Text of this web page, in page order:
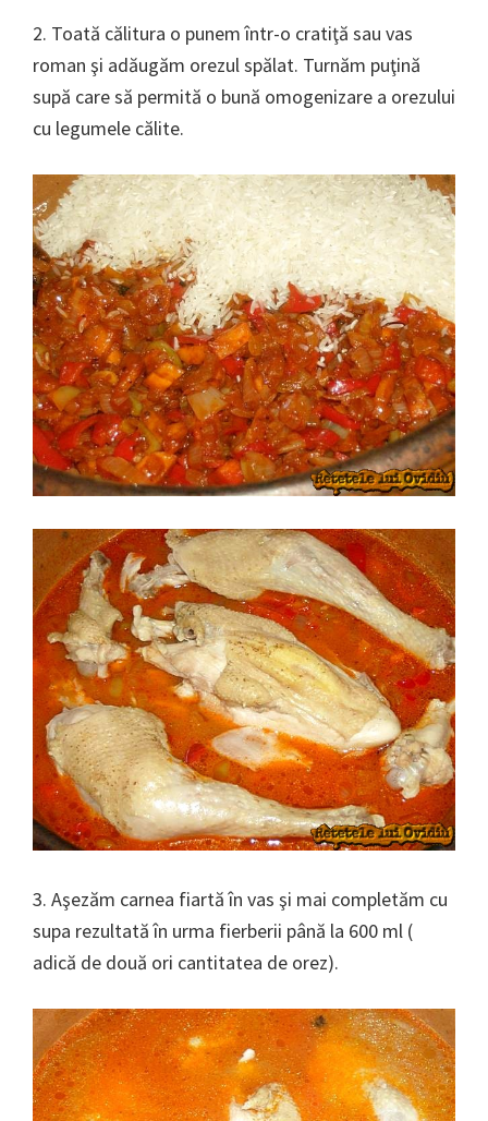
2. Toată călitura o punem într-o cratiţă sau vas
roman şi adăugăm orezul spălat. Turnăm puţină
supă care să permită o bună omogenizare a orezului
cu legumele călite.
3. Aşezăm carnea fiartă în vas şi mai completăm cu
supa rezultată în urma fierberii până la 600 ml (
adică de două ori cantitatea de orez).